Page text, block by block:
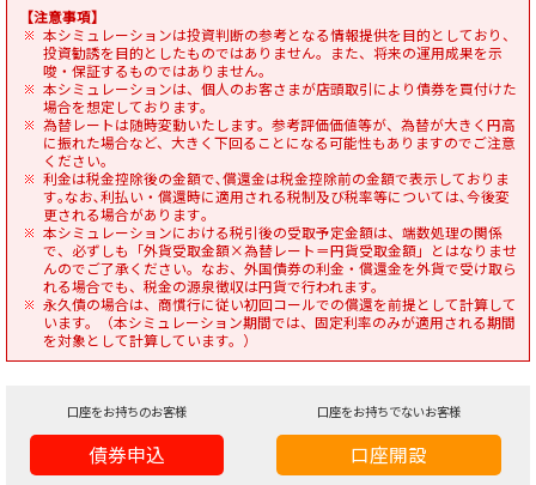
【注意事項】
本シミュレーションは投資判断の参考となる情報提供を目的としており、
投資勧誘を目的としたものではありません。また、将来の運用成果を示
唆・保証するものではありません。
本シミュレーションは、個人のお客さまが店頭取引により債券を買付けた
場合を想定しております。
為替レートは随時変動いたします。参考評価価値等が、為替が大きく円高
に振れた場合など、大きく下回ることになる可能性もありますのでご注意
ください｡
利金は税金控除後の金額で､償還金は税金控除前の金額で表示しておりま
す｡なお､利払い・償還時に適用される税制及び税率等については､今後変
更される場合があります｡
本シミュレーションにおける税引後の受取予定金額は、端数処理の関係
で、必ずしも「外貨受取金額×為替レート＝円貨受取金額」とはなりませ
んのでご了承ください。なお、外国債券の利金・償還金を外貨で受け取ら
れる場合でも、税金の源泉徴収は円貨で行われます。
永久債の場合は、商慣行に従い初回コールでの償還を前提として計算して
います。（本シミュレーション期間では、固定利率のみが適用される期間
を対象として計算しています。）
口座をお持ちのお客様
債券申込
口座をお持ちでないお客様
口座開設